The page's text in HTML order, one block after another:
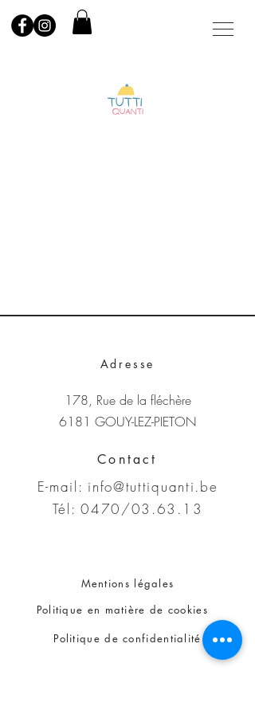
Adresse
178, Rue de la fléchère
6181 GOUY-LEZ-PIETON
Contact
E-mail: info@tuttiquanti.be
Tél: 0470/03.63.13
Mentions légales
Politique en matière de cookies
Politique de confidentialité